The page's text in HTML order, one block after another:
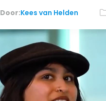
Door:Kees van Helden